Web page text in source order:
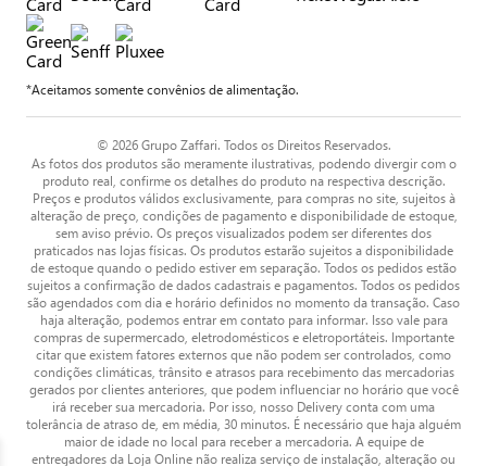
*Aceitamos somente convênios de alimentação.
© 2026 Grupo Zaffari. Todos os Direitos Reservados.
As fotos dos produtos são meramente ilustrativas, podendo divergir com o
produto real, confirme os detalhes do produto na respectiva descrição.
Preços e produtos válidos exclusivamente, para compras no site, sujeitos à
alteração de preço, condições de pagamento e disponibilidade de estoque,
sem aviso prévio. Os preços visualizados podem ser diferentes dos
praticados nas lojas físicas. Os produtos estarão sujeitos a disponibilidade
de estoque quando o pedido estiver em separação. Todos os pedidos estão
sujeitos a confirmação de dados cadastrais e pagamentos. Todos os pedidos
são agendados com dia e horário definidos no momento da transação. Caso
haja alteração, podemos entrar em contato para informar. Isso vale para
compras de supermercado, eletrodomésticos e eletroportáteis. Importante
citar que existem fatores externos que não podem ser controlados, como
condições climáticas, trânsito e atrasos para recebimento das mercadorias
gerados por clientes anteriores, que podem influenciar no horário que você
irá receber sua mercadoria. Por isso, nosso Delivery conta com uma
tolerância de atraso de, em média, 30 minutos. É necessário que haja alguém
maior de idade no local para receber a mercadoria. A equipe de
entregadores da Loja Online não realiza serviço de instalação, alteração ou